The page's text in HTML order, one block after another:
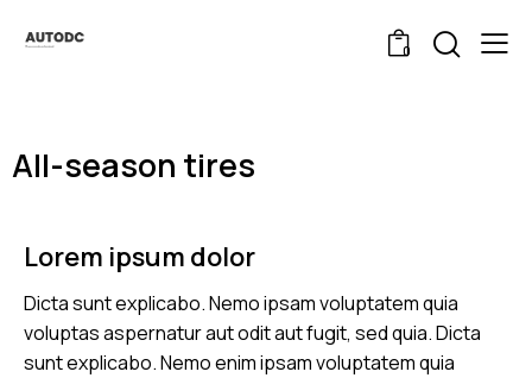
0
All-season tires
Lorem ipsum dolor
Dicta sunt explicabo. Nemo ipsam voluptatem quia
voluptas aspernatur aut odit aut fugit, sed quia. Dicta
sunt explicabo. Nemo enim ipsam voluptatem quia